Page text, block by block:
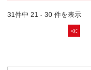
31件中 21 - 30 件を表示
≪